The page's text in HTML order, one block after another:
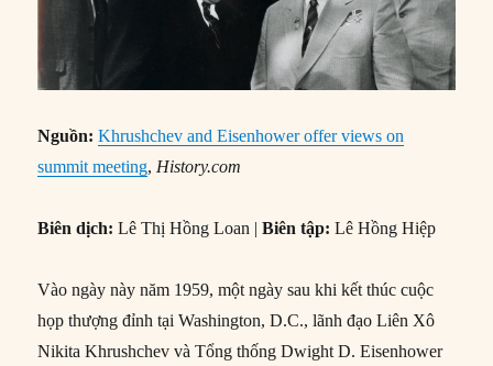
Nguồn: Khrushchev and Eisenhower offer views on
summit meeting, History.com
Biên dịch: Lê Thị Hồng Loan |Biên tập:Lê Hồng Hiệp
Vào ngày này năm 1959, một ngày sau khi kết thúc cuộc
họp thượng đỉnh tại Washington, D.C., lãnh đạo Liên Xô
Nikita Khrushchev và Tổng thống Dwight D. Eisenhower